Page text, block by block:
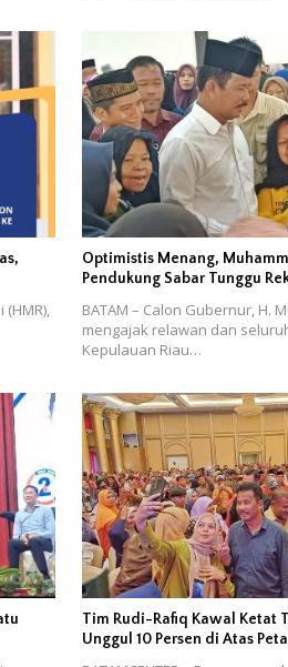
Optimistis Menang,
Pendukung Sabar Tunggu
BATAM – Calon Gubernur, H.
mengajak relawan dan
Kepulauan Riau…
Tim Rudi-Rafiq Kawal Ketat
Unggul 10 Persen di Atas